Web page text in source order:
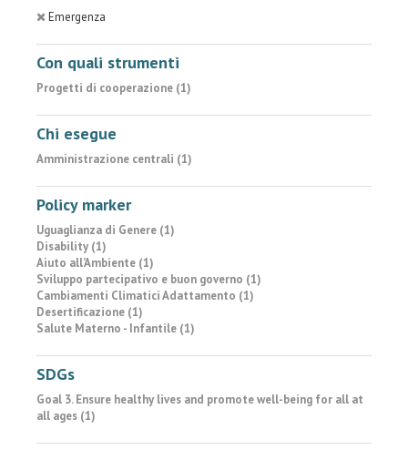
Emergenza
Con quali strumenti
Progetti di cooperazione (1)
Chi esegue
Amministrazione centrali (1)
Policy marker
Uguaglianza di Genere (1)
Disability (1)
Aiuto all’Ambiente (1)
Sviluppo partecipativo e buon governo (1)
Cambiamenti Climatici Adattamento (1)
Desertificazione (1)
Salute Materno - Infantile (1)
SDGs
Goal 3. Ensure healthy lives and promote well-being for all at
all ages (1)